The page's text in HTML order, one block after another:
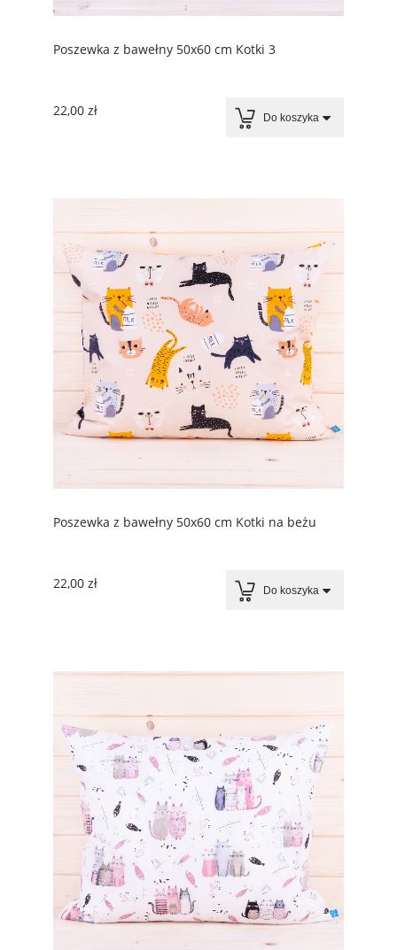
Poszewka z bawełny 50x60 cm Kotki 3
22,00 zł Do koszyka
Poszewka z bawełny 50x60 cm Kotki na beżu
22,00 zł Do koszyka